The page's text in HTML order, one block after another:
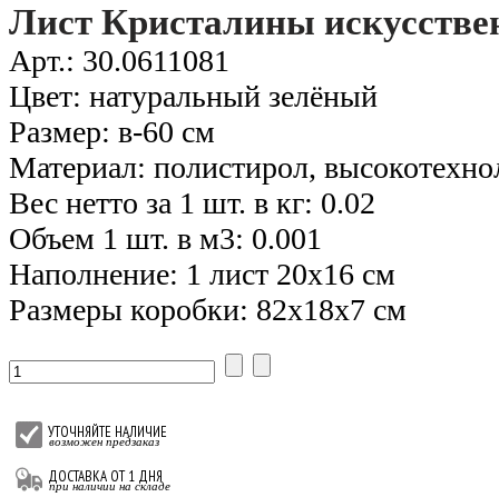
Лист Кристалины
Арт.: 30.0611081
Цвет: натуральный зелёный
Размер: в-60 см
Материал: полистирол,
Вес нетто за 1 шт. в кг: 0.02
Объем 1 шт. в м3: 0.001
Наполнение: 1 лист 20х16 см
Размеры коробки: 82х18х7 см
УТОЧНЯЙТЕ НАЛИЧИЕ
возможен предзаказ
ДОСТАВКА ОТ 1 ДНЯ
при наличии на складе